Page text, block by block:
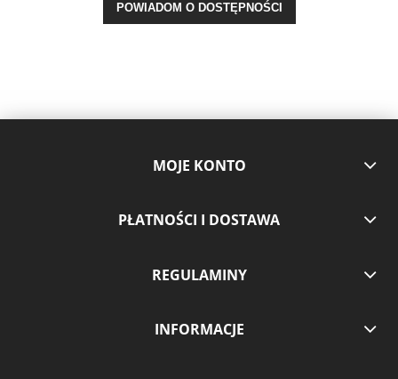
POWIADOM O DOSTĘPNOŚCI
MOJE KONTO
PŁATNOŚCI I DOSTAWA
REGULAMINY
INFORMACJE